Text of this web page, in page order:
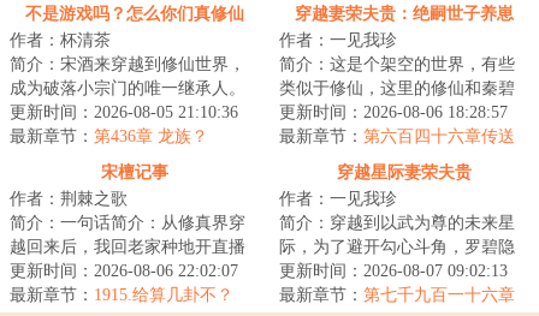
不是游戏吗？怎么你们真修仙
作者：杯清茶
简介：宋酒来穿越到修仙世界，
成为破落小宗门的唯一继承人。
没钱没灵石没资源，狗看了都嫌
弃的贫穷。好在...
更新时间：2026-08-05 21:10:36
最新章节： 第436章 龙族？
穿越妻荣夫贵：绝嗣世子养崽
作者：一见我珍
简介：这是个架空的世界，有些
类似于修仙，这里的修仙和秦碧
已知的完全不一样，这个世界以
福气、气运为主...
更新时间：2026-08-06 18:28:57
最新章节： 第六百四十六章传送
宋檀记事
作者：荆棘之歌
简介：一句话简介：从修真界穿
越回来后，我回老家种地开直播
卖菜了！修成金丹渡劫失败的宋
檀回到现代，发...
更新时间：2026-08-06 22:02:07
最新章节： 1915.给算几卦不？
穿越星际妻荣夫贵
作者：一见我珍
简介：穿越到以武为尊的未来星
际，为了避开勾心斗角，罗碧隐
瞒了自己觉醒异能的事。谁知有
人不长眼非要找...
更新时间：2026-08-07 09:02:13
最新章节： 第七千九百一十六章